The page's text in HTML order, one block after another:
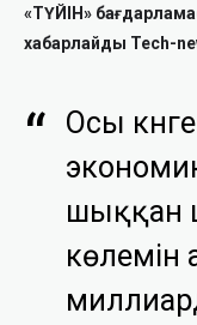
«ТҮЙІН»
хабарлайды Tech-
Осы
шыққан
көлемін